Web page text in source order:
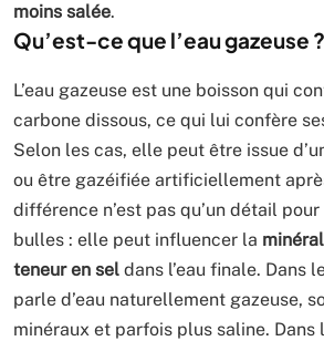
moins salée.
Qu’est-ce que l’eau gazeuse ?
L’eau gazeuse est une boisson qui
carbone dissous, ce qui lui confère
Selon les cas, elle peut être issue
ou être gazéifiée artificiellement
différence n’est pas qu’un détail
bulles : elle peut influencer la
teneur en sel dans l’eau finale. Dans
parle d’eau naturellement gazeuse,
minéraux et parfois plus saline. Dans